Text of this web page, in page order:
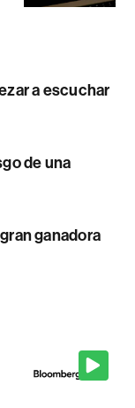
a escuchar
de una
ganadora